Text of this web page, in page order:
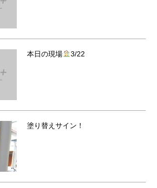
本日の現場 3/22
塗り替えサイン！